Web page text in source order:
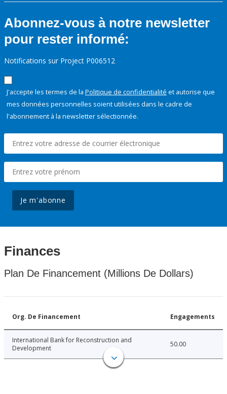
Abonnez-vous à notre newsletter
pour rester informé:
Notifications sur Project P006512
J'accepte les termes de la Politique de confidentialité et autorise que
mes données personnelles soient utilisées dans le cadre de
l'abonnement à la newsletter sélectionnée.
Je m'abonne
Finances
Plan De Financement (Millions De Dollars)
Org. De Financement Engagements
International Bank for Reconstruction and
Development
50.00